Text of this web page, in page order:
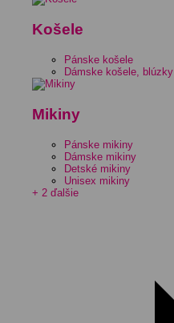
Košele
Pánske košele
Dámske košele, blúzky
Mikiny
Pánske mikiny
Dámske mikiny
Detské mikiny
Unisex mikiny
+ 2 ďalšie